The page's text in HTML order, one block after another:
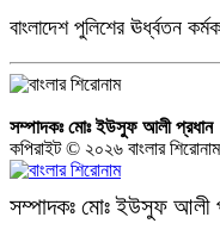
বাংলাদেশ পুলিশের ঊর্ধ্বতন
সম্পাদকঃ মোঃ ইউসুফ আলী প্রধান ।
কপিরাইট © ২০২৬ বাংলার
সম্পাদকঃ মোঃ ইউসুফ আলী